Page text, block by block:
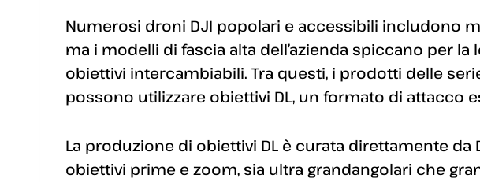
Numerosi droni DJI popolari e accessibili includono
ma i modelli di fascia alta dell’azienda spiccano per
obiettivi intercambiabili. Tra questi, i prodotti delle
possono utilizzare obiettivi DL, un formato di attacco
La produzione di obiettivi DL è curata direttamente da
obiettivi prime e zoom, sia ultra grandangolari che